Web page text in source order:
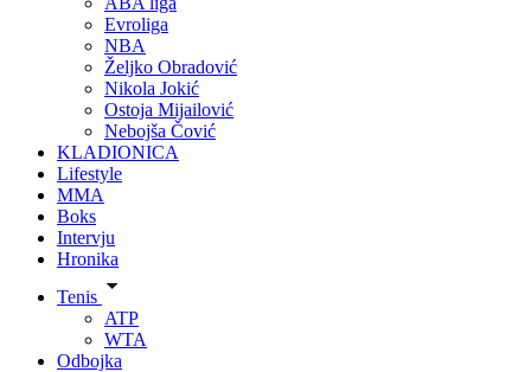
Evroliga
NBA
Željko Obradović
Nikola Jokić
Ostoja Mijailović
Nebojša Čović
KLADIONICA
Lifestyle
MMA
Boks
Intervju
Hronika
Tenis
ATP
WTA
Odbojka